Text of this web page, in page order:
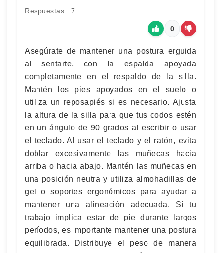
Respuestas : 7
0
Asegúrate de mantener una postura erguida
al sentarte, con la espalda apoyada
completamente en el respaldo de la silla.
Mantén los pies apoyados en el suelo o
utiliza un reposapiés si es necesario. Ajusta
la altura de la silla para que tus codos estén
en un ángulo de 90 grados al escribir o usar
el teclado. Al usar el teclado y el ratón, evita
doblar excesivamente las muñecas hacia
arriba o hacia abajo. Mantén las muñecas en
una posición neutra y utiliza almohadillas de
gel o soportes ergonómicos para ayudar a
mantener una alineación adecuada. Si tu
trabajo implica estar de pie durante largos
períodos, es importante mantener una postura
equilibrada. Distribuye el peso de manera